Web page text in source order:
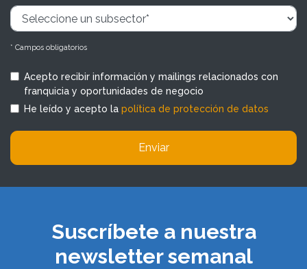
* Campos obligatorios
Acepto recibir información y mailings relacionados con
franquicia y oportunidades de negocio
He leído y acepto la política de protección de datos
Enviar
Suscríbete a nuestra
newsletter semanal